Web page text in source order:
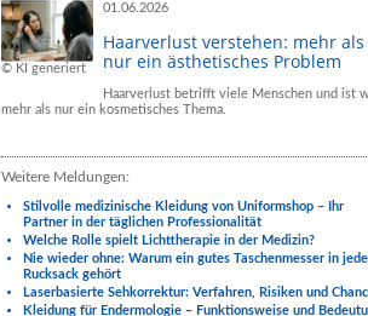
© KI generiert
01.06.2026
Haarverlust verstehen: mehr als
nur ein ästhetisches Problem
Haarverlust betrifft viele Menschen und ist
mehr als nur ein kosmetisches Thema.
Weitere Meldungen:
Stilvolle medizinische Kleidung von Uniformshop – Ihr
Partner in der täglichen Professionalität
Welche Rolle spielt Lichttherapie in der Medizin?
Nie wieder ohne: Warum ein gutes Taschenmesser in
Rucksack gehört
Laserbasierte Sehkorrektur: Verfahren, Risiken und
Kleidung für Endermologie – Funktionsweise und